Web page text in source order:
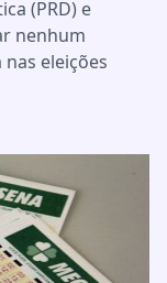
(PRD) e
nenhum
eleições